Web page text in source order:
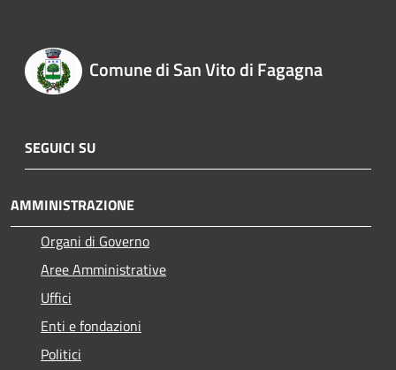
Comune di San Vito di Fagagna
SEGUICI SU
AMMINISTRAZIONE
Organi di Governo
Aree Amministrative
Uffici
Enti e fondazioni
Politici